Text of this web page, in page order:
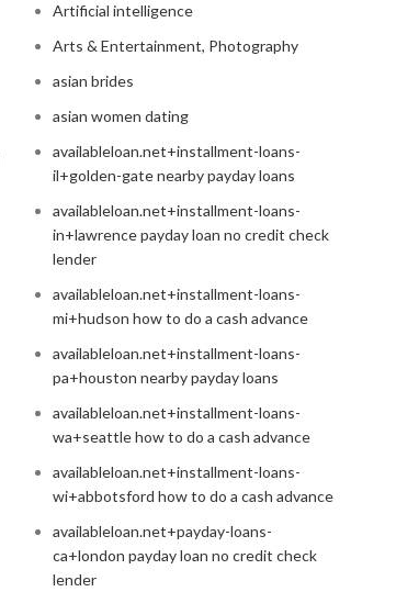
Artificial intelligence
Arts & Entertainment, Photography
asian brides
asian women dating
availableloan.net+installment-loans-
il+golden-gate nearby payday loans
availableloan.net+installment-loans-
in+lawrence payday loan no credit check
lender
availableloan.net+installment-loans-
mi+hudson how to do a cash advance
availableloan.net+installment-loans-
pa+houston nearby payday loans
availableloan.net+installment-loans-
wa+seattle how to do a cash advance
availableloan.net+installment-loans-
wi+abbotsford how to do a cash advance
availableloan.net+payday-loans-
ca+london payday loan no credit check
lender